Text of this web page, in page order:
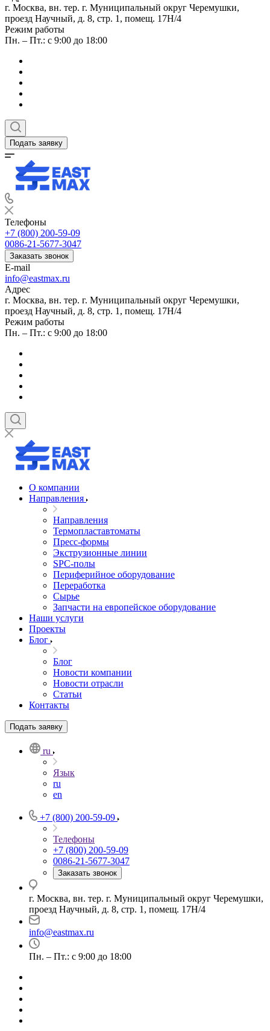
г. Москва, вн. тер. г. Муниципальный округ Черемушки,
проезд Научный, д. 8, стр. 1, помещ. 17Н/4
Режим работы
Пн. – Пт.: с 9:00 до 18:00
Подать заявку
Телефоны
+7 (800) 200-59-09
0086-21-5677-3047
Заказать звонок
E-mail
info@eastmax.ru
Адрес
г. Москва, вн. тер. г. Муниципальный округ Черемушки,
проезд Научный, д. 8, стр. 1, помещ. 17Н/4
Режим работы
Пн. – Пт.: с 9:00 до 18:00
О компании
Направления
Направления
Термопластавтоматы
Пресс-формы
Экструзионные линии
SPC-полы
Периферийное оборудование
Переработка
Сырье
Запчасти на европейское оборудование
Наши услуги
Проекты
Блог
Блог
Новости компании
Новости отрасли
Статьи
Контакты
Подать заявку
ru
Язык
ru
en
+7 (800) 200-59-09
Телефоны
+7 (800) 200-59-09
0086-21-5677-3047
Заказать звонок
г. Москва, вн. тер. г. Муниципальный округ Черемушки,
проезд Научный, д. 8, стр. 1, помещ. 17Н/4
info@eastmax.ru
Пн. – Пт.: с 9:00 до 18:00